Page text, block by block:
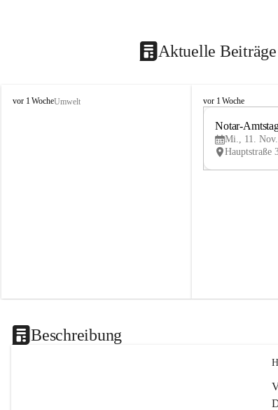
Aktuelle Beiträge
V
vor 1 WocheUmwelt
V
vor 1 Woche
Notar-
Mi., 11.
Beschreibung